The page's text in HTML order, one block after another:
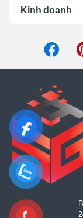
Kinh doanh